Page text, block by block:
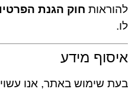
להוראות חוק הגנת
לו.
איסוף מידע
בעת שימוש באתר, אנו